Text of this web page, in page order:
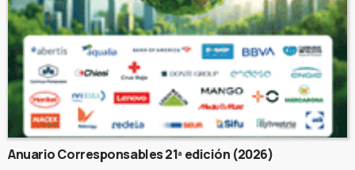
Anuario Corresponsables 21ª edición (2026)